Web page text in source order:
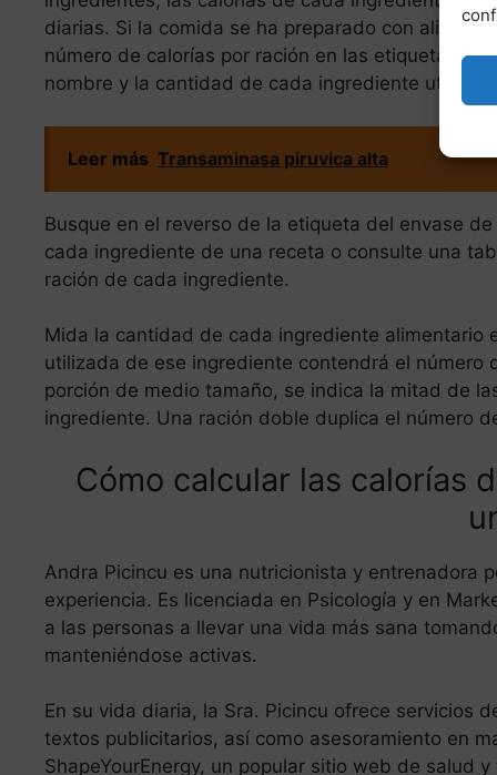
diarias. Si la comida se ha preparado con
número de calorías por ración en las etiquetas de
nombre y la cantidad de cada ingrediente
Leer más Transaminasa piruvica alta
Busque en el reverso de la etiqueta del envase
cada ingrediente de una receta o consulte una
ración de cada ingrediente.
Mida la cantidad de cada ingrediente alimentario
utilizada de ese ingrediente contendrá el número
porción de medio tamaño, se indica la mitad de
ingrediente. Una ración doble duplica el número
Cómo calcular las calorías
Andra Picincu es una nutricionista y entrenadora
experiencia. Es licenciada en Psicología y en
a las personas a llevar una vida más sana
manteniéndose activas.
En su vida diaria, la Sra. Picincu ofrece servicios
textos publicitarios, así como asesoramiento en
ShapeYourEnergy, un popular sitio web de salud